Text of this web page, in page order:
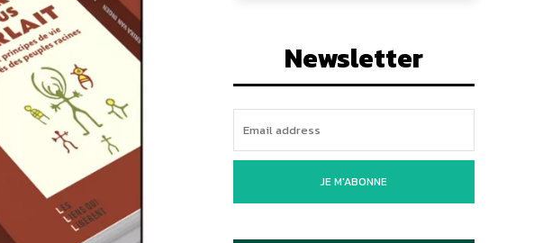
Newsletter
JE M'ABONNE